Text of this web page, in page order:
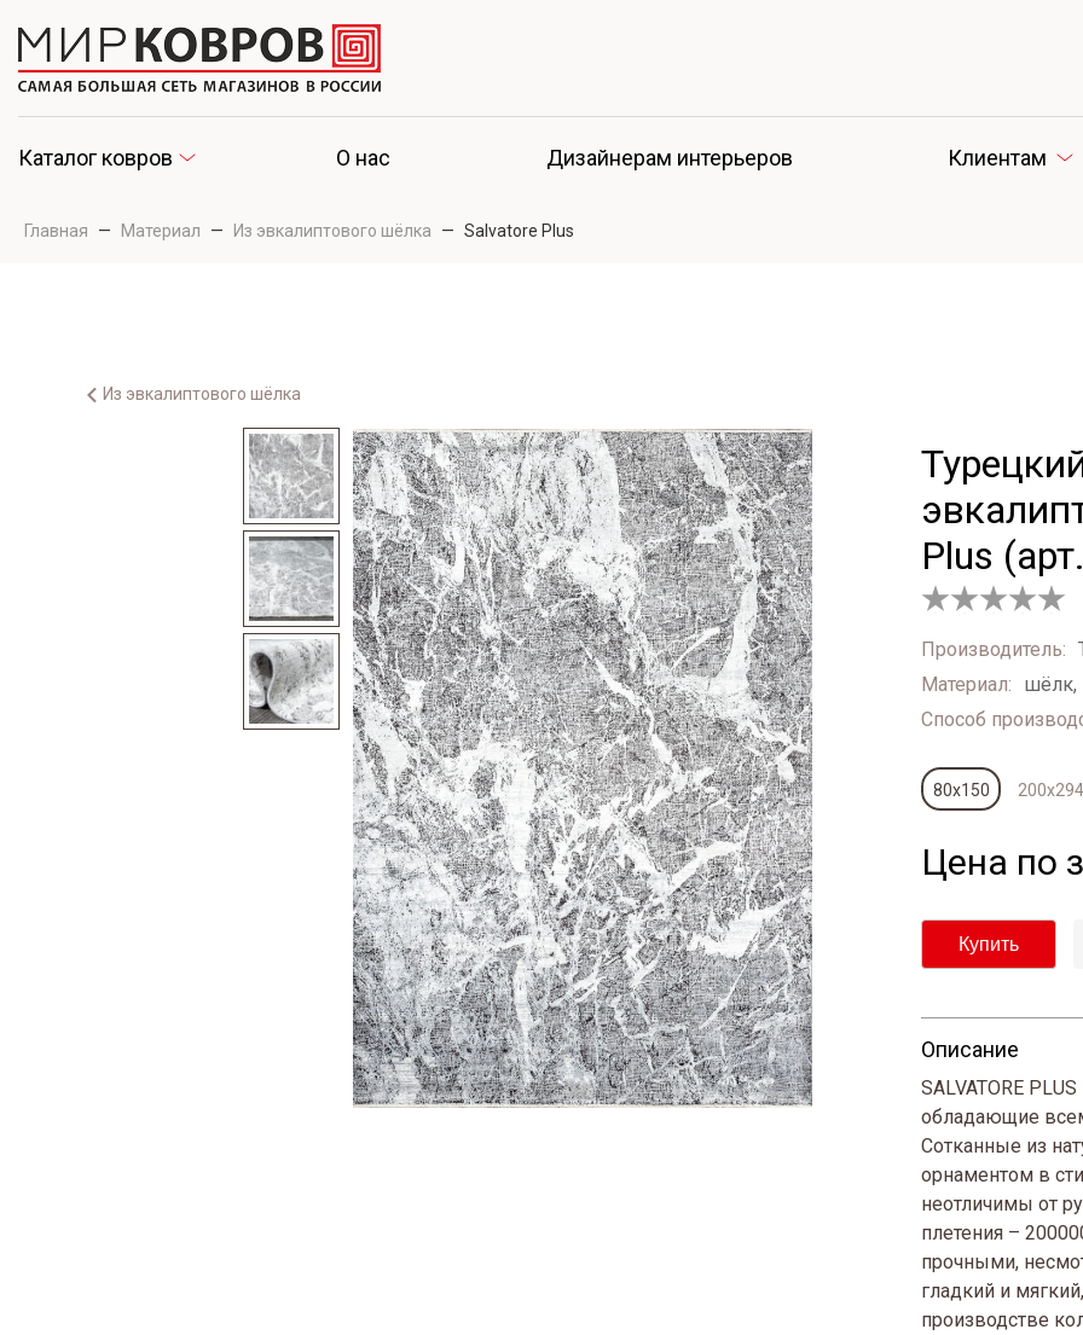
Каталог ковров О нас Дизайнерам интерьеров Клиентам
Главная — Материал — Из эвкалиптового шёлка — Salvatore Plus
Из эвкалиптового шёлка
Plus
Оценка
0
5
Производитель:
Материал:
шёлк,
Способ
80х150 200х294
Цена по
Купить
Опиcание
SALVATORE
обладающие
Сотканные из
орнаментом в
неотличимы от
плетения –
прочными,
гладкий и
производстве